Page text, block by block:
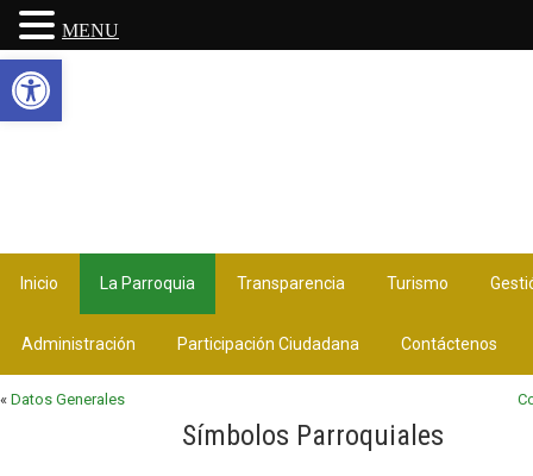
Inicio La Parroquia Transparencia Turismo
Administración Participación Ciudadana Contáctenos
« Datos Generales
Símbolos Parroquiales
MENU
Abrir barra de herramientas